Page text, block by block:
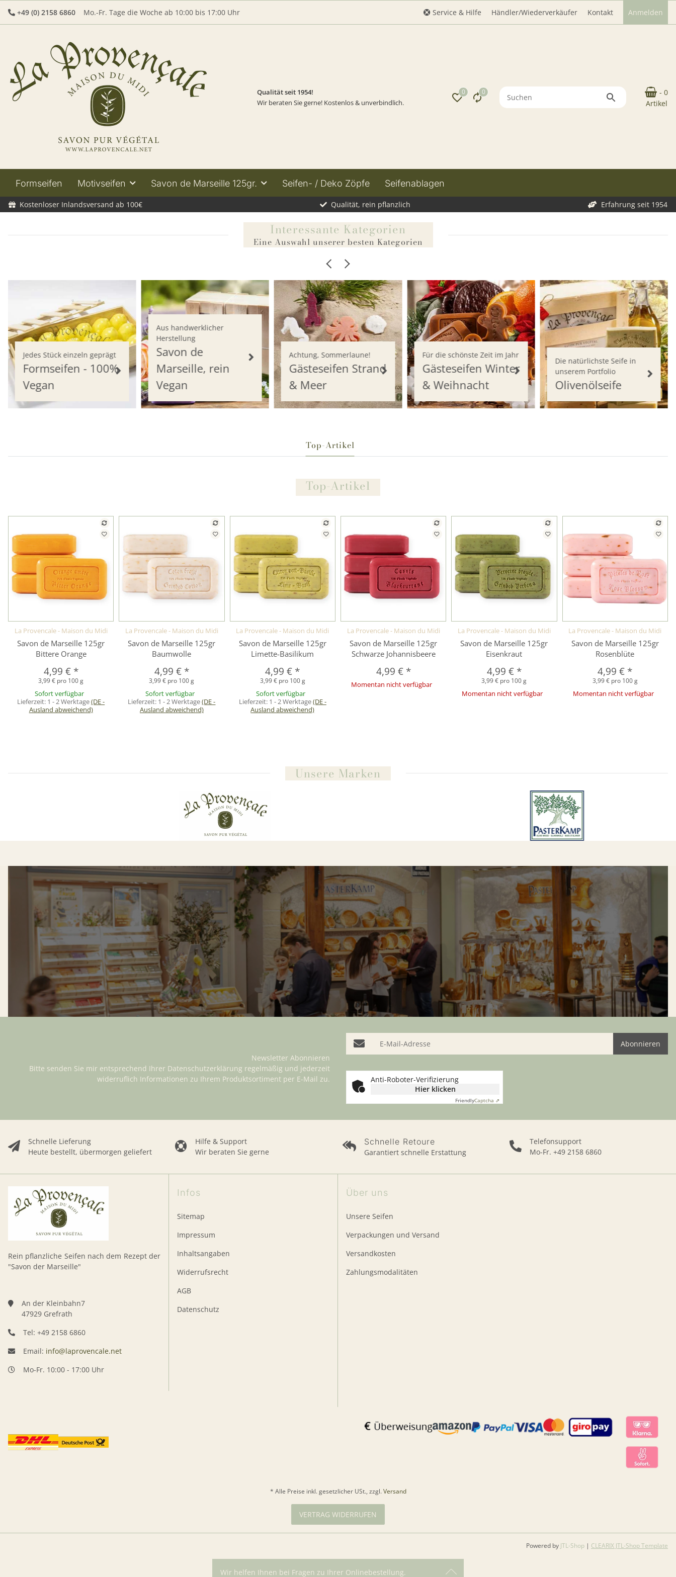
+49 (0) 2158 6860 Mo.-Fr. Tage die Woche ab 10:00 bis 17:00 Uhr Service & Hilfe Händler/Wiederverkäufer Kontakt Anmelden
Qualität seit 1954!
Wir beraten Sie gerne! Kostenlos & unverbindlich.
0 0
- 0
Artikel
Formseifen Motivseifen Savon de Marseille 125gr. Seifen- / Deko Zöpfe Seifenablagen
Kostenloser Inlandsversand ab 100€ Qualität, rein pflanzlich Erfahrung seit 1954
Interessante Kategorien
Eine Auswahl unserer besten Kategorien
Jedes Stück einzeln geprägt
Formseifen - 100%
Vegan
Aus handwerklicher
Herstellung
Savon de
Marseille, rein
Vegan
Achtung, Sommerlaune!
Gästeseifen Strand
& Meer
Für die schönste Zeit im Jahr
Gästeseifen Winter
& Weihnacht
Die natürlichste Seife in
unserem Portfolio
Olivenölseife
Top-Artikel
Top-Artikel
Schnellkauf
La Provencale - Maison du Midi
Savon de Marseille 125gr
Bittere Orange
4,99 € *
3,99 € pro 100 g
Sofort verfügbar
Lieferzeit: 1 - 2 Werktage(DE -
Ausland abweichend)
Schnellkauf
La Provencale - Maison du Midi
Savon de Marseille 125gr
Baumwolle
4,99 € *
3,99 € pro 100 g
Sofort verfügbar
Lieferzeit: 1 - 2 Werktage(DE -
Ausland abweichend)
Schnellkauf
La Provencale - Maison du Midi
Savon de Marseille 125gr
Limette-Basilikum
4,99 € *
3,99 € pro 100 g
Sofort verfügbar
Lieferzeit: 1 - 2 Werktage(DE -
Ausland abweichend)
Schnellkauf
La Provencale - Maison du Midi
Savon de Marseille 125gr
Schwarze Johannisbeere
4,99 € *
Momentan nicht verfügbar
Schnellkauf
La Provencale - Maison du Midi
Savon de Marseille 125gr
Eisenkraut
4,99 € *
3,99 € pro 100 g
Momentan nicht verfügbar
Schnellkauf
La Provencale - Maison du Midi
Savon de Marseille 125gr
Rosenblüte
4,99 € *
3,99 € pro 100 g
Momentan nicht verfügbar
Unsere Marken
Wir helfen Ihnen bei Fragen zu Ihrer Onlinebestellung.
VERPASSEN SIE KEIN SALE
UND KEINE
Wir geben Ihnen 5% Rabatt, wenn Sie unseren
Newsletter abonnieren. Bleiben Sie up-to-date!
Schnelle Lieferung
Heute bestellt, übermorgen geliefert
Hilfe & Support
Wir beraten Sie gerne
Schnelle Retoure
Garantiert schnelle Erstattung
Telefonsupport
Mo-Fr. +49 2158 6860
Newsletter Abonnieren
Bitte senden Sie mir entsprechend Ihrer Datenschutzerklärung regelmäßig und jederzeit
widerruflich Informationen zu Ihrem Produktsortiment per E-Mail zu.
E-Mail-Adresse
Abonnieren
Anti-Roboter-Verifizierung
Hier klicken
FriendlyCaptcha ⇗
Rein pflanzliche Seifen nach dem Rezept der
"Savon der Marseille"
An der Kleinbahn7
47929 Grefrath
Tel: +49 2158 6860
Email: info@laprovencale.net
Mo-Fr. 10:00 - 17:00 Uhr
Infos
Sitemap
Impressum
Inhaltsangaben
Widerrufsrecht
AGB
Datenschutz
Über uns
Unsere Seifen
Verpackungen und Versand
Versandkosten
Zahlungsmodalitäten
* Alle Preise inkl. gesetzlicher USt., zzgl.Versand
VERTRAG WIDERRUFEN
Powered by JTL-Shop | CLEARIX JTL-Shop Template